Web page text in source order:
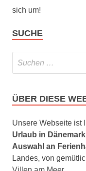
sich um!
SUCHE
ÜBER DIESE
Unsere Webseite ist
Urlaub in Dänemark
Auswahl an
Landes, von